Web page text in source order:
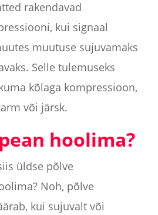
rakendavad
kui signaal
muutuse sujuvamaks
Selle tulemuseks
kõlaga kompressioon,
või järsk.
hoolima?
üldse põlve
Noh, põlve
kui sujuvalt või